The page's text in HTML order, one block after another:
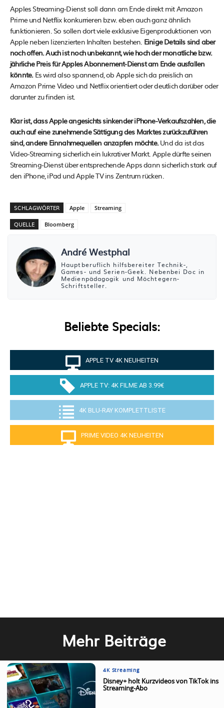
Apples Streaming-Dienst soll dann am Ende direkt mit Amazon
Prime und Netflix konkurrieren bzw. eben auch ganz ähnlich
funktionieren. So sollen dort viele exklusive Eigenproduktionen von
Apple neben lizenzierten Inhalten bestehen. Einige Details sind aber
noch offen. Auch ist noch unbekannt, wie hoch der monatliche bzw.
jährliche Preis für Apples Abonnement-Dienst am Ende ausfallen
könnte.Es wird also spannend, ob Apple sich da preislich an
Amazon Prime Video und Netflix orientiert oder deutlich darüber oder
darunter zu finden ist.
Klar ist, dass Apple angesichts sinkender iPhone-Verkaufszahlen, die
auch auf eine zunehmende Sättigung des Marktes zurückzuführen
sind, andere Einnahmequellen anzapfen möchte.Und da ist das
Video-Streaming sicherlich ein lukrativer Markt. Apple dürfte seinen
Streaming-Dienst über entsprechende Apps dann sicherlich stark auf
den iPhone, iPad und Apple TV ins Zentrum rücken.
SCHLAGWÖRTER Apple Streaming
QUELLE Bloomberg
André Westphal
Hauptberuflich hilfsbereiter Technik-,
Games- und Serien-Geek. Nebenbei Doc in
Medienpädagogik und Möchtegern-
Schriftsteller.
Beliebte Specials:
APPLE TV 4K NEUHEITEN
APPLE TV: 4K FILME AB 3.99€
4K BLU-RAY KOMPLETTLISTE
PRIME VIDEO 4K NEUHEITEN
Mehr Beiträge
4K Streaming
Disney+ holt Kurzvideos von TikTok ins
Streaming-Abo